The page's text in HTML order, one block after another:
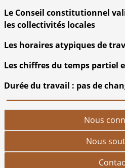
Le Conseil constitutionnel
les collectivités locales
Les horaires atypiques de
Les chiffres du temps partiel
Durée du travail : pas de
Nous
Nous